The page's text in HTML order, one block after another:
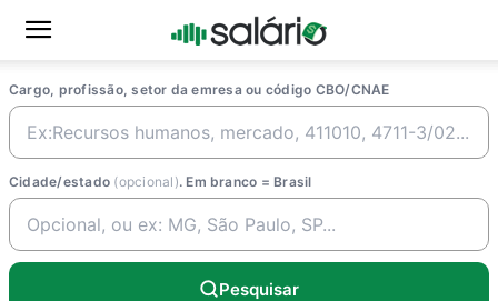
Cargo, profissão, setor da emresa ou código CBO/CNAE
Cidade/estado (opcional). Em branco = Brasil
Pesquisar